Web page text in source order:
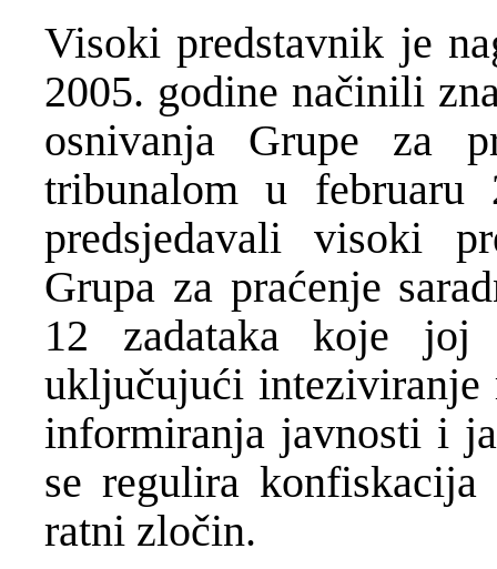
Visoki predstavnik je
2005. godine načinili
osnivanja Grupe za
tribunalom u
predsjedavali visoki
Grupa za praćenje
12 zadataka koje joj
uključujući inteziviranje
informiranja javnosti i
se regulira konfiskacija
ratni zločin.